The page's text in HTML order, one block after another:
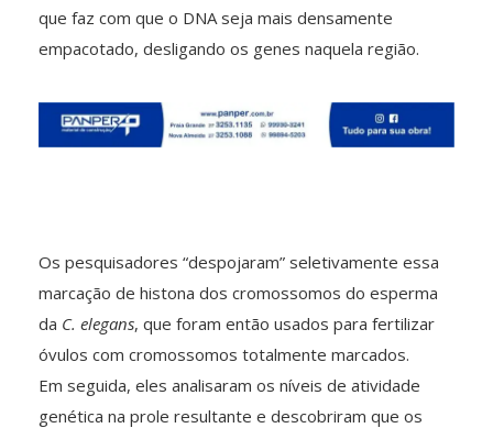
que faz com que o DNA seja mais densamente
empacotado, desligando os genes naquela região.
Os pesquisadores “despojaram” seletivamente essa
marcação de histona dos cromossomos do esperma
da C. elegans, que foram então usados para fertilizar
óvulos com cromossomos totalmente marcados.
Em seguida, eles analisaram os níveis de atividade
genética na prole resultante e descobriram que os